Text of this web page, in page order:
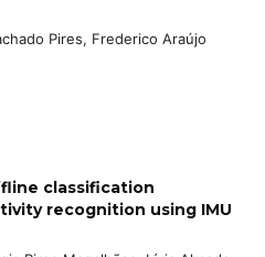
Pires, Frederico Araújo
classification
recognition using IMU